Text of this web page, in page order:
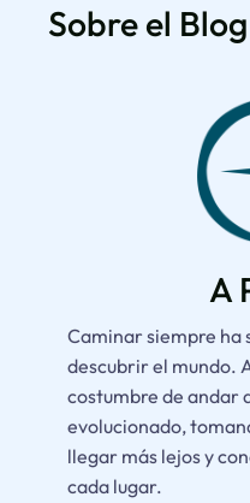
Sobre el Blog
A
Caminar siempre ha
descubrir el mundo.
costumbre de andar
evolucionado,
llegar más lejos y
cada lugar.